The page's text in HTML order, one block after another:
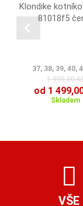
Klondike
81018f5
37, 38, 39, 40,
1 999,00
od 1
Skladem
VŠE